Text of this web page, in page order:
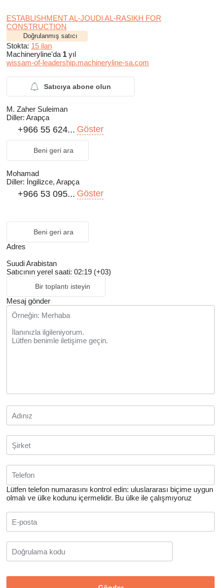
ESTABLISHMENT AL-JOUDI AL-RASIKH FOR
CONSTRUCTION
Doğrulanmış satıcı
Stokta: 15 ilan
Machineryline'da 1 yıl
wissam-of-leadership.machineryline-sa.com
Satıcıya abone olun
M. Zaher Suleiman
Diller: Arapça
+966 55 624... Göster
Beni geri ara
Mohamad
Diller: İngilizce, Arapça
+966 53 095... Göster
Beni geri ara
Adres
Suudi Arabistan
Satıcının yerel saati: 02:19 (+03)
Bir toplantı isteyin
Mesaj gönder
Lütfen telefon numarasını kontrol edin: uluslararası biçime uygun
olmalı ve ülke kodunu içermelidir. Bu ülke ile çalışmıyoruz